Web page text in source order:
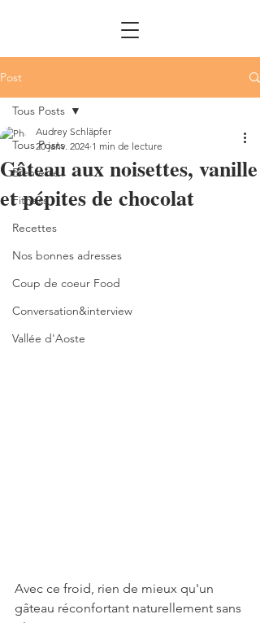
Post
Tous Posts
Bien être
Fitness
Recettes
Nos bonnes adresses
Coup de coeur Food
Conversation&interview
Vallée d'Aoste
Tous Posts
Gâteau aux noisettes, vanille
et pépites de chocolat
Audrey Schläpfer
20 janv. 2024 1 min de lecture
Avec ce froid, rien de mieux qu'un
gâteau réconfortant naturellement sans